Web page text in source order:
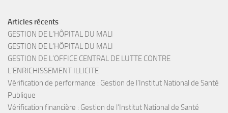
Articles récents
GESTION DE L’HÔPITAL DU MALI
GESTION DE L’HÔPITAL DU MALI
GESTION DE L’OFFICE CENTRAL DE LUTTE CONTRE
L’ENRICHISSEMENT ILLICITE
Vérification de performance : Gestion de l’Institut National de Santé
Publique
Vérification financière : Gestion de l’Institut National de Santé